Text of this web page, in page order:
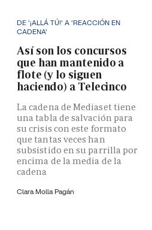
DE '¡ALLÁ TÚ!' A 'REACCIÓN EN
CADENA'
Así son los concursos
que han mantenido a
flote (y lo siguen
haciendo) a Telecinco
La cadena de Mediaset tiene
una tabla de salvación para
su crisis con este formato
que tantas veces han
subsistido en su parrilla por
encima de la media de la
cadena
Clara Molla Pagán